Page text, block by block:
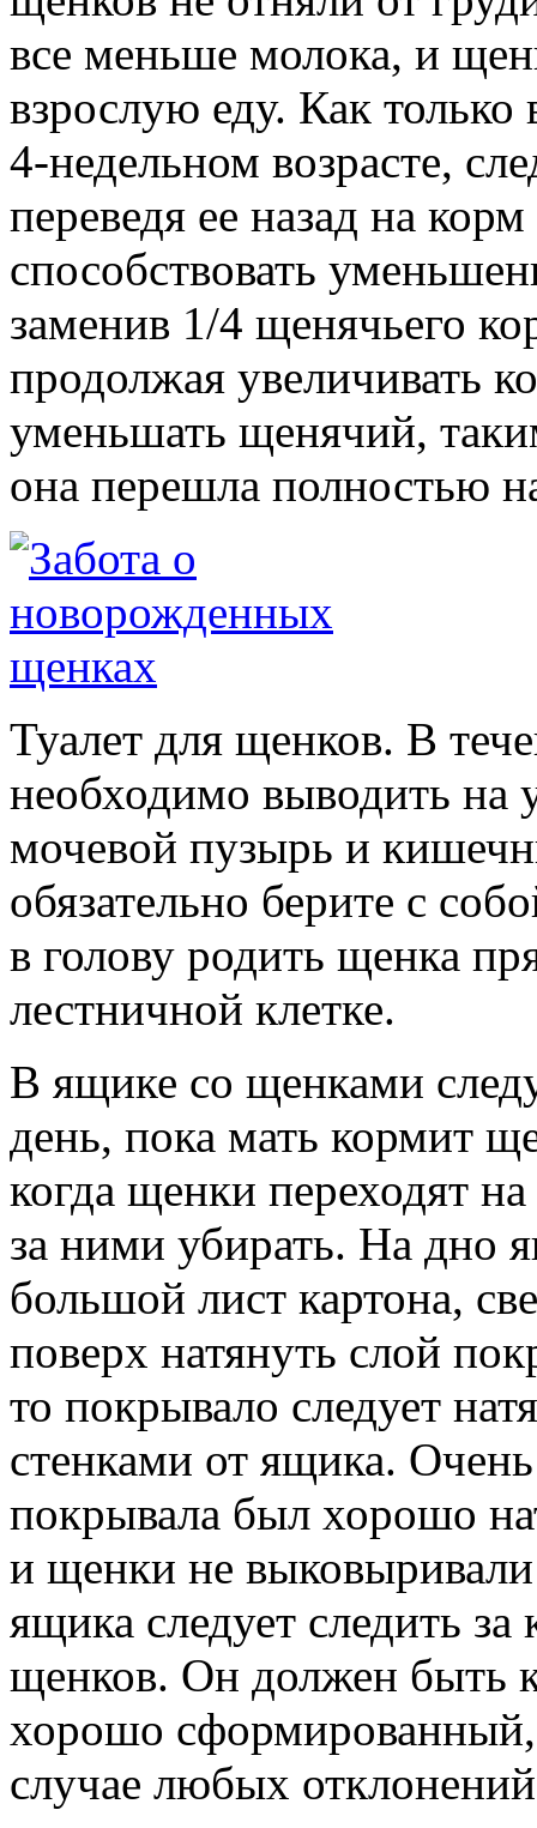
все меньше молока, и
взрослую еду. Как
4-недельном возрасте,
переведя ее назад на
способствовать
заменив 1/4 щенячьего
продолжая увеличивать
уменьшать щенячий,
она перешла полностью
Туалет для щенков. В
необходимо выводить на
мочевой пузырь и
обязательно берите с
в голову родить щенка
лестничной клетке.
В ящике со щенками
день, пока мать кормит
когда щенки переходят
за ними убирать. На дно
большой лист картона,
поверх натянуть слой
то покрывало следует
стенками от ящика.
покрывала был хорошо
и щенки не
ящика следует следить
щенков. Он должен быть
хорошо
случае любых отклонений